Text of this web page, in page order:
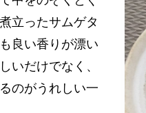
立ったサムゲタ
良い香りが漂い
いだけでなく、
のがうれしい一